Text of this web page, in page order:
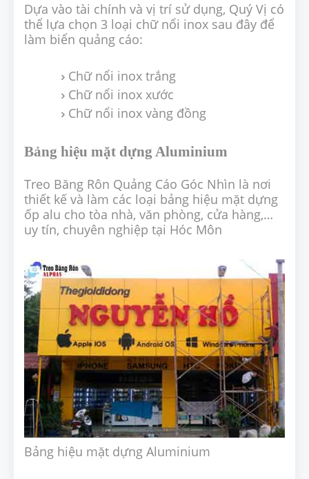
Dựa vào tài chính và vị trí sử dụng, Quý Vị có
thể lựa chọn 3 loại chữ nổi inox sau đây để
làm biển quảng cáo:
Chữ nổi inox trắng
Chữ nổi inox xước
Chữ nổi inox vàng đồng
Bảng hiệu mặt dựng Aluminium
Treo Băng Rôn Quảng Cáo Góc Nhìn là nơi
thiết kế và làm các loại bảng hiệu mặt dựng
ốp alu cho tòa nhà, văn phòng, cửa hàng,…
uy tín, chuyên nghiệp tại Hóc Môn
Bảng hiệu mặt dựng Aluminium